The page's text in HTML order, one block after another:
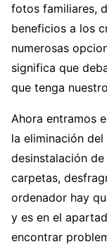
fotos familiares,
beneficios a los
numerosas
significa que
que tenga
Ahora entramos
la eliminación
desinstalación
carpetas,
ordenador hay
y es en el
encontrar